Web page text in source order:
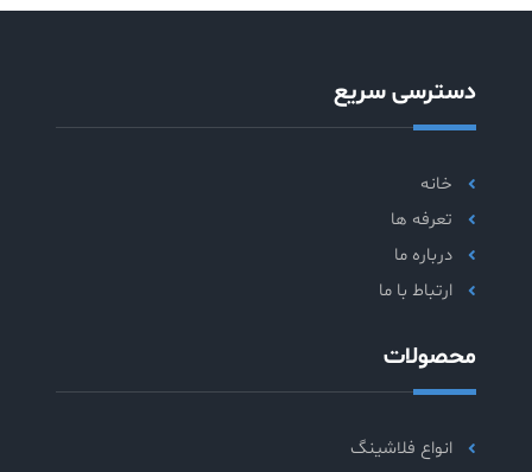
دسترسی سریع
خانه
تعرفه ها
درباره ما
ارتباط با ما
محصولات
انواع فلاشینگ